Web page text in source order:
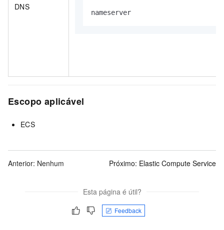
DNS
nameserver
Escopo aplicável
ECS
Anterior: Nenhum Próximo: Elastic Compute Service
Esta página é útil?
Feedback